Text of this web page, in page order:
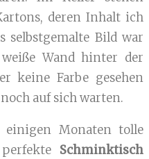
deren Inhalt ich
selbstgemalte Bild war
Wand hinter der
keine Farbe gesehen
auf sich warten.
Monaten tolle
Schminktisch